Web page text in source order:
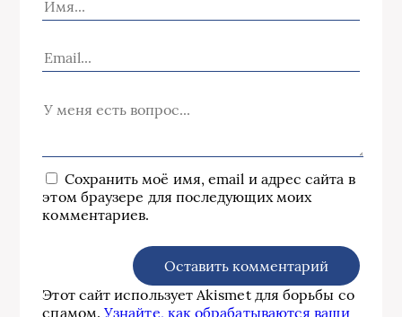
Сохранить моё имя, email и адрес сайта в
этом браузере для последующих моих
комментариев.
Этот сайт использует Akismet для борьбы со
спамом.Узнайте, как обрабатываются ваши